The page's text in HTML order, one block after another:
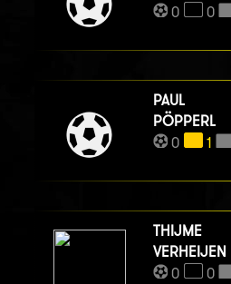
0
0
PAUL
PÖPPERL
0
1
THIJME
VERHEIJEN
0
0